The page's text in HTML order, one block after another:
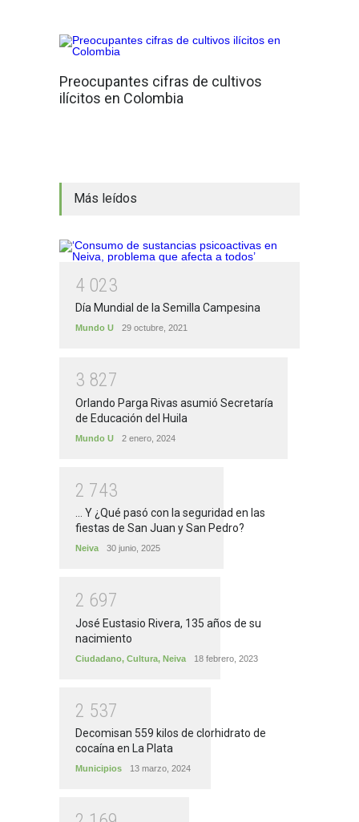
Preocupantes cifras de cultivos
ilícitos en Colombia
Más leídos
4 023
Día Mundial de la Semilla Campesina
Mundo U 29 octubre, 2021
3 827
Orlando Parga Rivas asumió Secretaría
de Educación del Huila
Mundo U 2 enero, 2024
2 743
... Y ¿Qué pasó con la seguridad en las
fiestas de San Juan y San Pedro?
Neiva 30 junio, 2025
2 697
José Eustasio Rivera, 135 años de su
nacimiento
Ciudadano, Cultura, Neiva 18 febrero, 2023
2 537
Decomisan 559 kilos de clorhidrato de
cocaína en La Plata
Municipios 13 marzo, 2024